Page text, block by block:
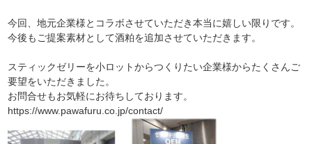
今回、地元企業様とコラボさせていただき本当に嬉しい限りです。
今後もご提案素材として酒粕を追加させていただきます。
スティックゼリーを小ロットからつくりたい企業様からたくさんご
要望をいただきました。
お問合せもお気軽にお待ちしております。
https://www.pawafuru.co.jp/contact/